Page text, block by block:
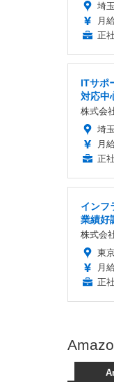
埼
月
正
ITサポ
対応中
株式会
埼
月
正
インフ
業績好
株式会
東
月
正